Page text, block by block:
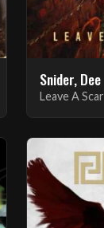
Snider, Dee
Leave A Scar